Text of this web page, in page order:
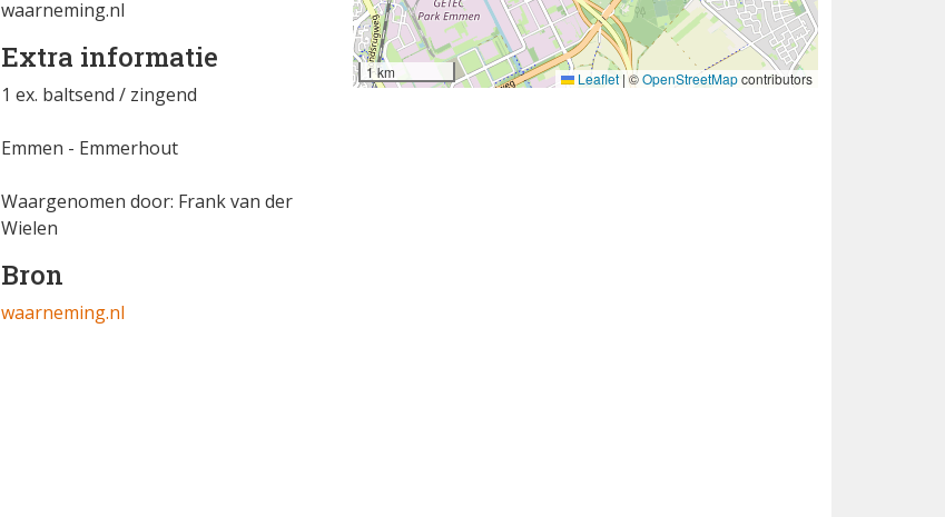
waarneming.nl
Extra informatie
1 ex. baltsend / zingend
Emmen - Emmerhout
Waargenomen door: Frank van der
Wielen
Bron
waarneming.nl
1 km Leaflet |©OpenStreetMapcontributors